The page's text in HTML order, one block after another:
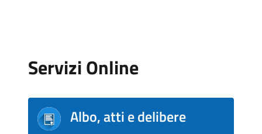
Servizi Online
Albo, atti e delibere